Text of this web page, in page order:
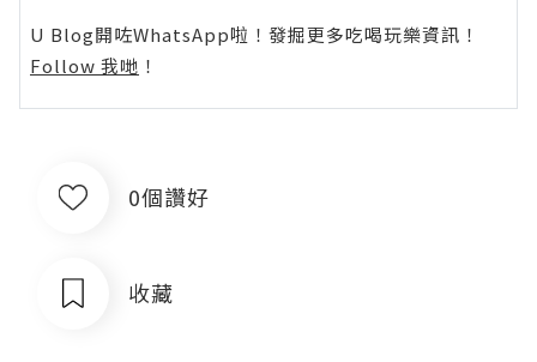
U Blog開咗WhatsApp啦！發掘更多吃喝玩樂資訊！
Follow 我哋 ！
0個讚好
收藏